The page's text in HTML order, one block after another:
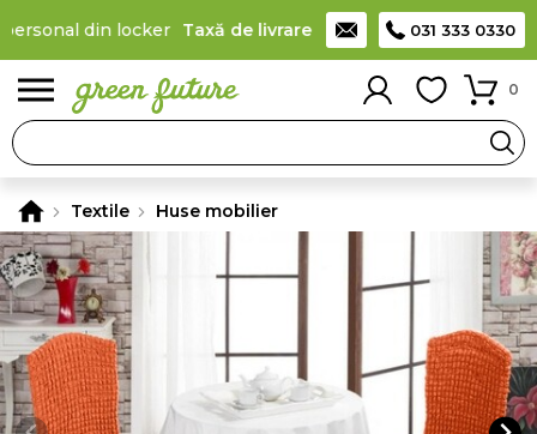
din locker Taxă de livrare 11,99 Lei , la produsele
031 333 0330
0
Textile Huse mobilier